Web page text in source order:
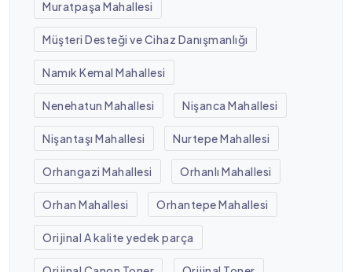
Muratpaşa Mahallesi
Müşteri Desteği ve Cihaz Danışmanlığı
Namık Kemal Mahallesi
Nenehatun Mahallesi Nişanca Mahallesi
Nişantaşı Mahallesi Nurtepe Mahallesi
Orhangazi Mahallesi Orhanlı Mahallesi
Orhan Mahallesi Orhantepe Mahallesi
Orijinal A kalite yedek parça